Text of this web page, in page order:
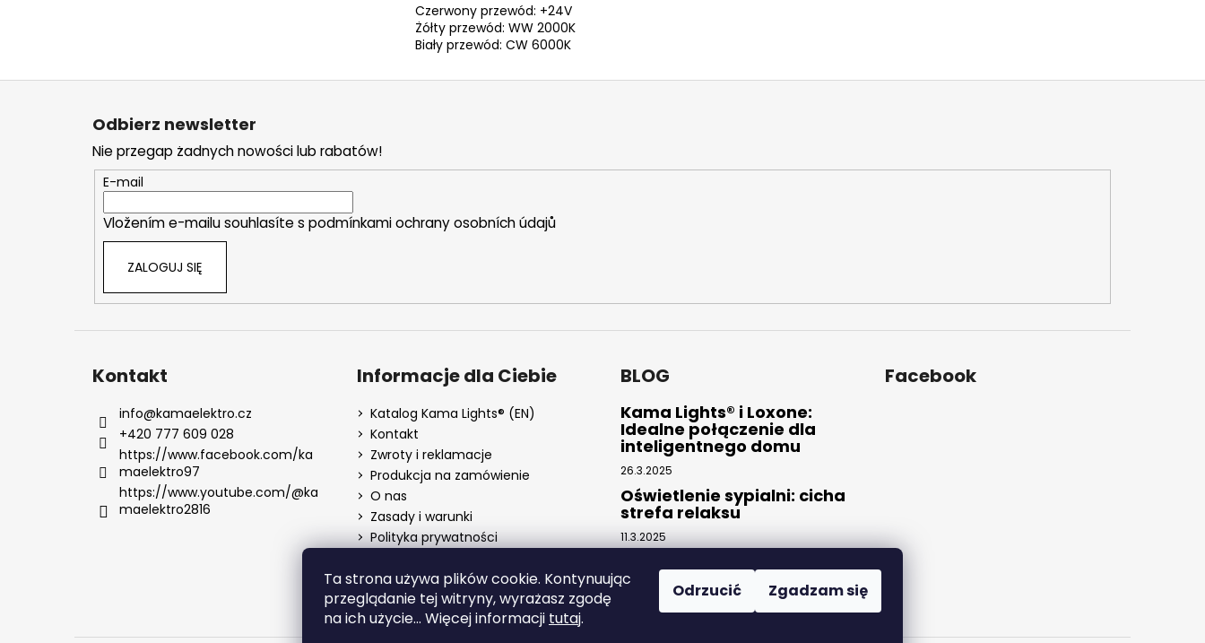
Ta strona używa plików cookie. Kontynuując
przeglądanie tej witryny, wyrażasz zgodę
na ich użycie... Więcej informacji tutaj.
Odrzucić Zgadzam się
Czerwony przewód: +24V
Żółty przewód: WW 2000K
Biały przewód: CW 6000K
S
Odbierz newsletter
Nie przegap żadnych nowości lub rabatów!
E-mail
Vložením e-mailu souhlasíte s podmínkami ochrany osobních údajů
ZALOGUJ SIĘ
Kontakt
info@kamaelektro.cz
+420 777 609 028
https://www.facebook.com/ka
maelektro97
https://www.youtube.com/@ka
maelektro2816
Informacje dla Ciebie
Katalog Kama Lights® (EN)
Kontakt
Zwroty i reklamacje
Produkcja na zamówienie
O nas
Zasady i warunki
Polityka prywatności
BLOG
Kama Lights® i Loxone:
Idealne połączenie dla
inteligentnego domu
26.3.2025
Oświetlenie sypialni: cicha
strefa relaksu
11.3.2025
elastyczne oświetlenie
Facebook